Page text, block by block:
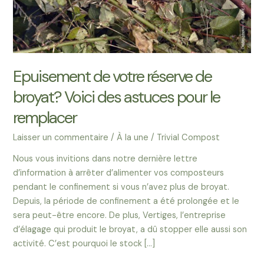
Epuisement de votre réserve de
broyat? Voici des astuces pour le
remplacer
Laisser un commentaire /À la une / Trivial Compost
Nous vous invitions dans notre dernière lettre
d’information à arrêter d’alimenter vos composteurs
pendant le confinement si vous n’avez plus de broyat.
Depuis, la période de confinement a été prolongée et le
sera peut-être encore. De plus, Vertiges, l’entreprise
d’élagage qui produit le broyat, a dû stopper elle aussi son
activité. C’est pourquoi le stock […]